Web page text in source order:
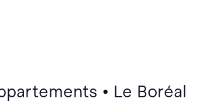
• Le Boréal